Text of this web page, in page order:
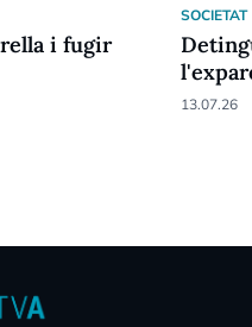
i fugir
SOCIETAT
13.07.26